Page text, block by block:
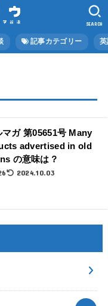
記事カテゴリー
SEARCH
マガ 第05651号 Many
advertised in old
の意味は？
2024.10.03